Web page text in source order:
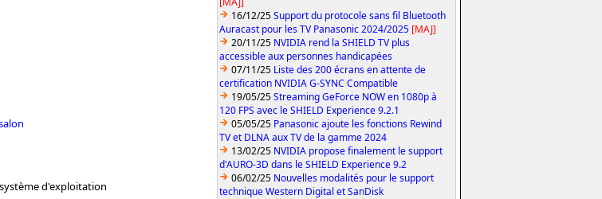
d'exploitation
16/12/25Support du protocole sans fil Bluetooth
Auracast pour les TV Panasonic 2024/2025 [MAJ]
20/11/25 NVIDIA rend la SHIELD TV plus
accessible aux personnes handicapées
07/11/25 Liste des 200 écrans en attente de
certification NVIDIA G-SYNC Compatible
19/05/25Streaming GeForce NOW en 1080p à
120 FPS avec le SHIELD Experience 9.2.1
05/05/25 Panasonic ajoute les fonctions Rewind
TV et DLNA aux TV de la gamme 2024
13/02/25 NVIDIA propose finalement le support
d'AURO-3D dans le SHIELD Experience 9.2
06/02/25 Nouvelles modalités pour le support
technique Western Digital et SanDisk